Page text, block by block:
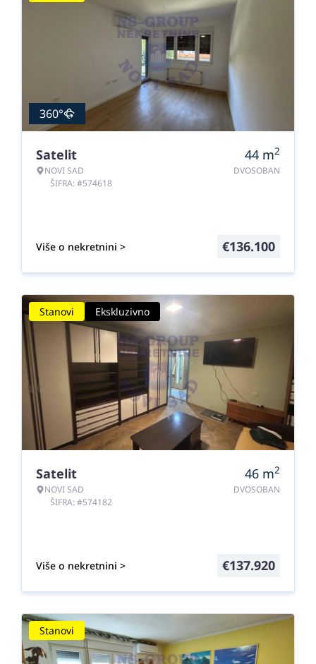
360°
Satelit
NOVI SAD
ŠIFRA: #574618
44 m2
DVOSOBAN
Više o nekretnini > €136.100
Stanovi Ekskluzivno
Satelit
NOVI SAD
ŠIFRA: #574182
46 m2
DVOSOBAN
Više o nekretnini > €137.920
Stanovi